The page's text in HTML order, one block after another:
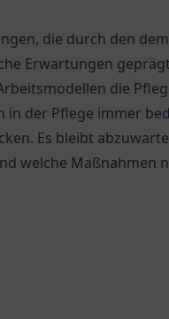
die durch den
Erwartungen
die
der Pflege immer
Es bleibt
welche Maßnahmen